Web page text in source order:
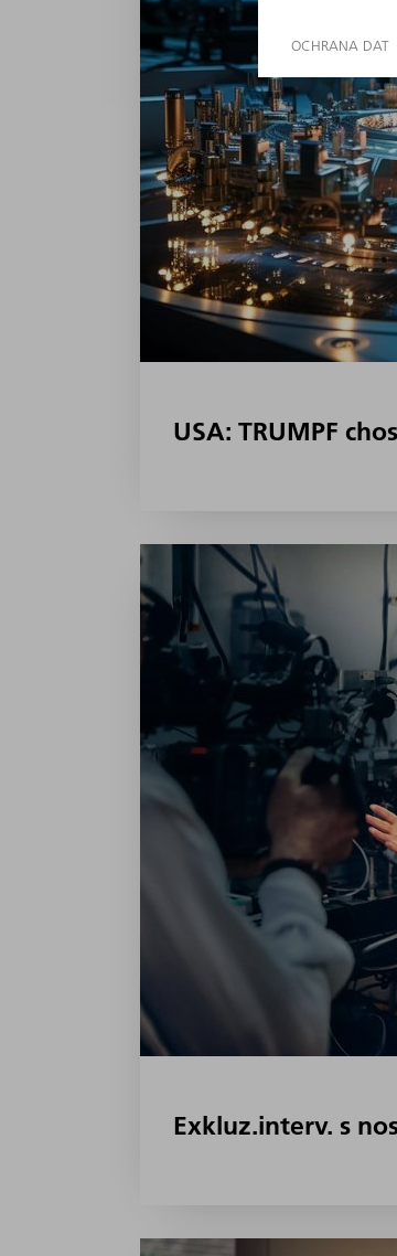
USA: TRUMPF
Exkluz.interv. s